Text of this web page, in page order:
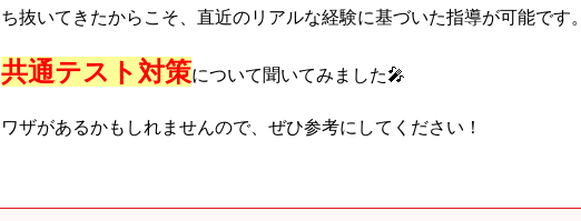
抜いてきたからこそ、直近のリアルな経験に基づいた指導が可能です。
共通テスト対策について聞いてみました🎤
ザがあるかもしれませんので、ぜひ参考にしてください！